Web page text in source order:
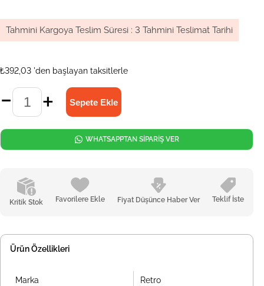
Tahmini Kargoya Teslim Süresi : 3 Tahmini Teslimat Tarihi
₺392,03 'den başlayan taksitlerle
Kritik Stok Favorilere Ekle Fiyat Düşünce Haber Ver Teklif İste
WHATSAPPTAN SİPARİŞ VER
Ürün Özellikleri
Marka Retro